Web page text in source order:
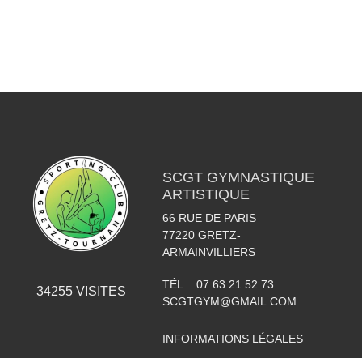
34255VISITES
SCGT GYMNASTIQUE
ARTISTIQUE
66 RUE DE PARIS
77220 GRETZ-
ARMAINVILLIERS
TÉL. : 07 63 21 52 73
SCGTGYM@GMAIL.COM
INFORMATIONS LÉGALES